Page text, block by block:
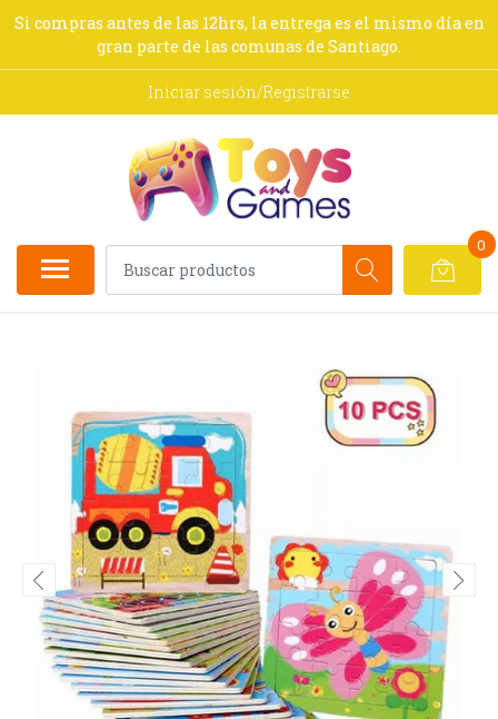
Si compras antes de las 12hrs, la entrega es el mismo día en
gran parte de las comunas de Santiago.
Iniciar sesión/Registrarse
0